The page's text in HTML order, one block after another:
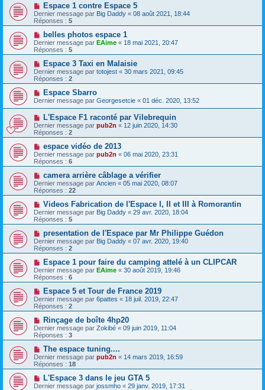
Espace 1 contre Espace 5
Dernier message par Big Daddy « 08 août 2021, 18:44
Réponses : 5
belles photos espace 1
Dernier message par EAime « 18 mai 2021, 20:47
Réponses : 5
Espace 3 Taxi en Malaisie
Dernier message par totojest « 30 mars 2021, 09:45
Réponses : 2
Espace Sbarro
Dernier message par Georgesetcie « 01 déc. 2020, 13:52
L'Espace F1 raconté par Vilebrequin
Dernier message par pub2n « 12 juin 2020, 14:30
Réponses : 2
espace vidéo de 2013
Dernier message par pub2n « 06 mai 2020, 23:31
Réponses : 6
camera arrière câblage a vérifier
Dernier message par Ancien « 05 mai 2020, 08:07
Réponses : 22
Videos Fabrication de l'Espace I, II et III à Romorantin
Dernier message par Big Daddy « 29 avr. 2020, 18:04
Réponses : 5
presentation de l'Espace par Mr Philippe Guédon
Dernier message par Big Daddy « 07 avr. 2020, 19:40
Réponses : 2
Espace 1 pour faire du camping attelé à un CLIPCAR
Dernier message par EAime « 30 août 2019, 19:46
Réponses : 6
Espace 5 et Tour de France 2019
Dernier message par 6pattes « 18 juil. 2019, 22:47
Réponses : 2
Rinçage de boîte 4hp20
Dernier message par Zokibé « 09 juin 2019, 11:04
Réponses : 3
The espace tuning....
Dernier message par pub2n « 14 mars 2019, 16:59
Réponses : 18
L'Espace 3 dans le jeu GTA 5
Dernier message par jossmho « 29 janv. 2019, 17:31